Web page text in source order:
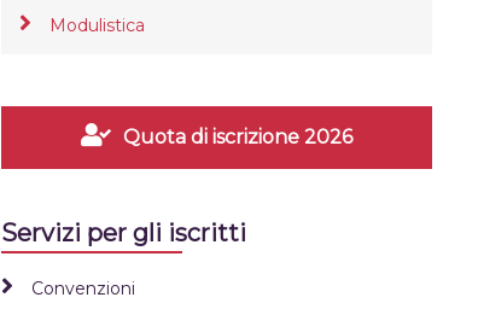
Modulistica
Quota di iscrizione 2026
Servizi per gli iscritti
Convenzioni